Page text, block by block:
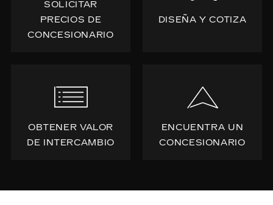
SOLICITAR
PRECIOS DE
CONCESIONARIO
DISEÑA Y COTIZA
OBTENER VALOR
DE INTERCAMBIO
ENCUENTRA UN
CONCESIONARIO